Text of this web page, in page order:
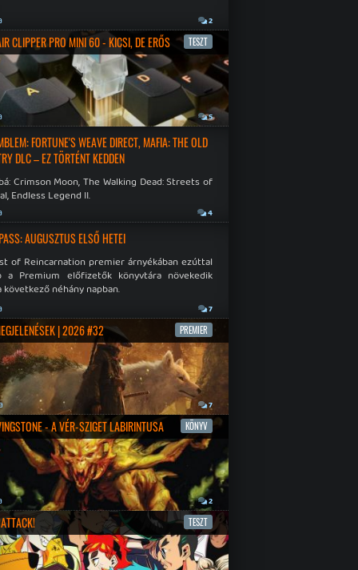
2
CLIPPER PRO MINI 60 - KICSI, DE ERŐS TESZT
5
FORTUNE'S WEAVE DIRECT, MAFIA: THE OLD
DLC – EZ TÖRTÉNT KEDDEN
Crimson Moon, The Walking Dead: Streets of
Endless Legend II.
4
AUGUSZTUS ELSŐ HETEI
of Reincarnation premier árnyékában ezúttal
a Premium előfizetők könyvtára növekedik
következő néhány napban.
7
| 2026 #32 PREMIER
7
- A VÉR-SZIGET LABIRINTUSA KÖNYV
2
TESZT